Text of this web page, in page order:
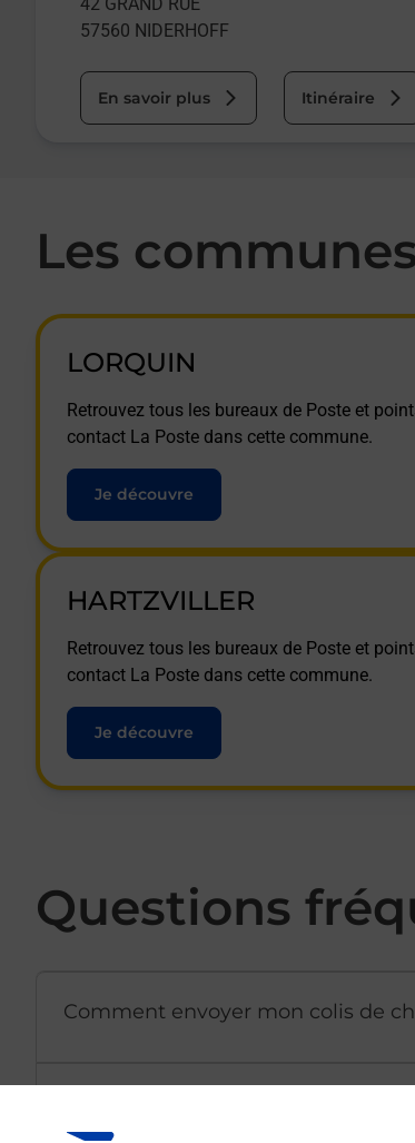
57560 NIDERHOFF
En savoir plus Itinéraire
Les
LORQUIN
Retrouvez tous les bureaux de Poste et
contact La Poste dans cette commune.
Je découvre
HARTZVILLER
Retrouvez tous les bureaux de Poste et
contact La Poste dans cette commune.
Je découvre
Questions
Comment envoyer mon colis de